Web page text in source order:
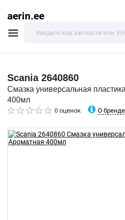
aerin.ee
Scania 2640860
Смазка универсальная
400мл
0 оценок О